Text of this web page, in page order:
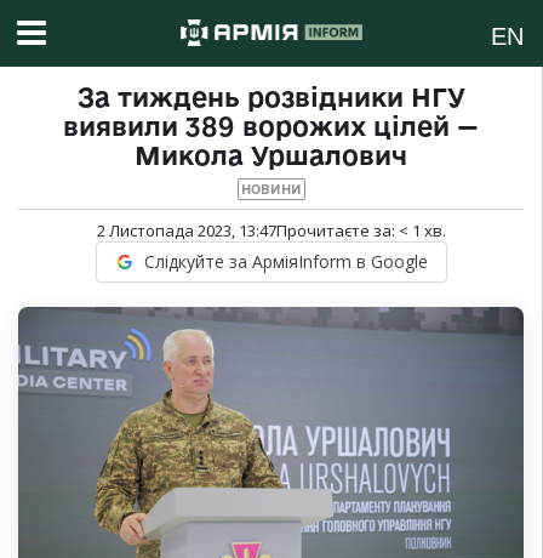
EN
За тиждень розвідники НГУ
виявили 389 ворожих цілей —
Микола Уршалович
НОВИНИ
2 Листопада 2023, 13:47Прочитаєте за: < 1 хв.
Слідкуйте за АрміяInform в Google